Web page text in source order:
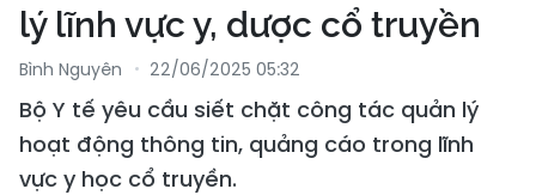
lý lĩnh vực y, dược cổ truyền
Bình Nguyên 22/06/2025 05:32
Bộ Y tế yêu cầu siết chặt công tác quản lý
hoạt động thông tin, quảng cáo trong lĩnh
vực y học cổ truyền.